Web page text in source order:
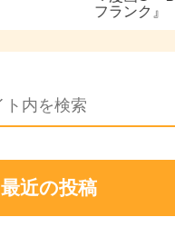
フランク』
最近の投稿